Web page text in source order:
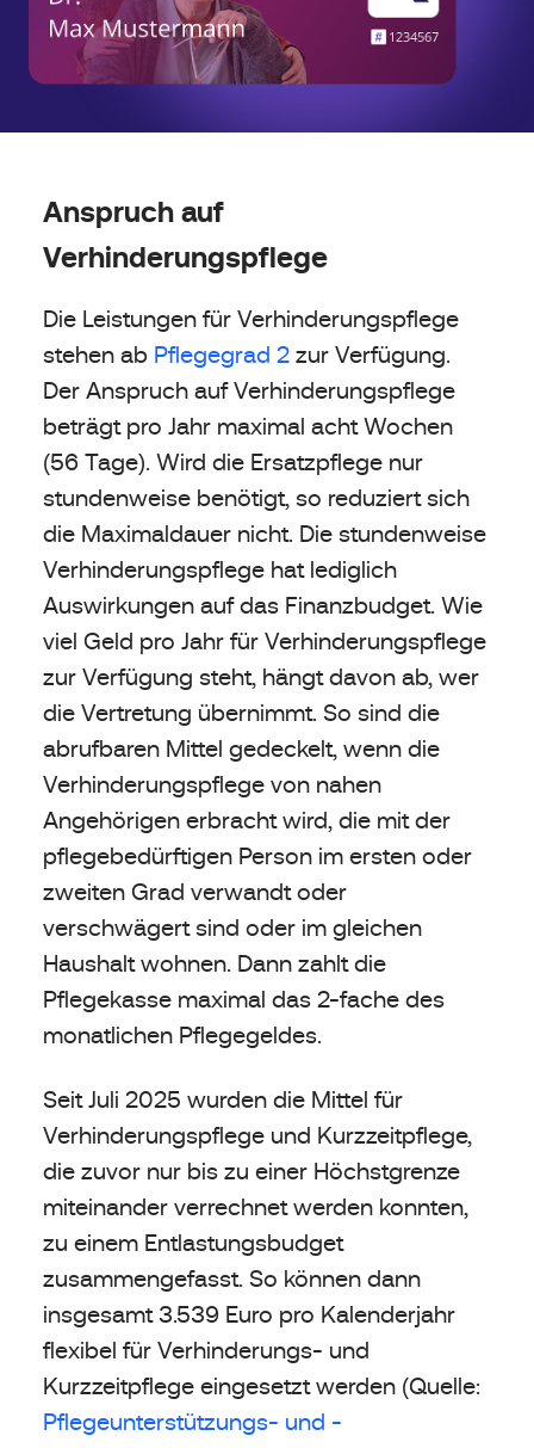
Anspruch auf
Verhinderungspflege
Die Leistungen für Verhinderungspflege
stehen ab Pflegegrad 2 zur Verfügung.
Der Anspruch auf Verhinderungspflege
beträgt pro Jahr maximal acht Wochen
(56 Tage). Wird die Ersatzpflege nur
stundenweise benötigt, so reduziert sich
die Maximaldauer nicht. Die stundenweise
Verhinderungspflege hat lediglich
Auswirkungen auf das Finanzbudget. Wie
viel Geld pro Jahr für Verhinderungspflege
zur Verfügung steht, hängt davon ab, wer
die Vertretung übernimmt. So sind die
abrufbaren Mittel gedeckelt, wenn die
Verhinderungspflege von nahen
Angehörigen erbracht wird, die mit der
pflegebedürftigen Person im ersten oder
zweiten Grad verwandt oder
verschwägert sind oder im gleichen
Haushalt wohnen. Dann zahlt die
Pflegekasse maximal das 2-fache des
monatlichen Pflegegeldes.
Seit Juli 2025 wurden die Mittel für
Verhinderungspflege und Kurzzeitpflege,
die zuvor nur bis zu einer Höchstgrenze
miteinander verrechnet werden konnten,
zu einem Entlastungsbudget
zusammengefasst. So können dann
insgesamt 3.539 Euro pro Kalenderjahr
flexibel für Verhinderungs- und
Kurzzeitpflege eingesetzt werden (Quelle:
Pflegeunterstützungs- und -